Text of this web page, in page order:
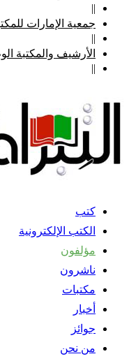
||
جمعية الإمارات
||
الأرشيف والمكتبة
||
كتب
الكتب الإلكترونية
مؤلفون
ناشرون
مكتبات
أخبار
جوائز
من نحن